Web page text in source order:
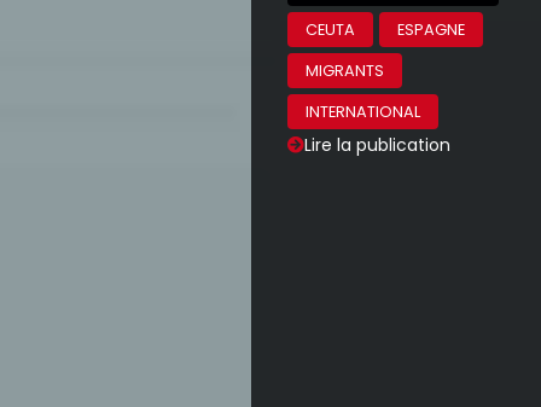
CEUTA
ESPAGNE
MIGRANTS
INTERNATIONAL
Lire la publication